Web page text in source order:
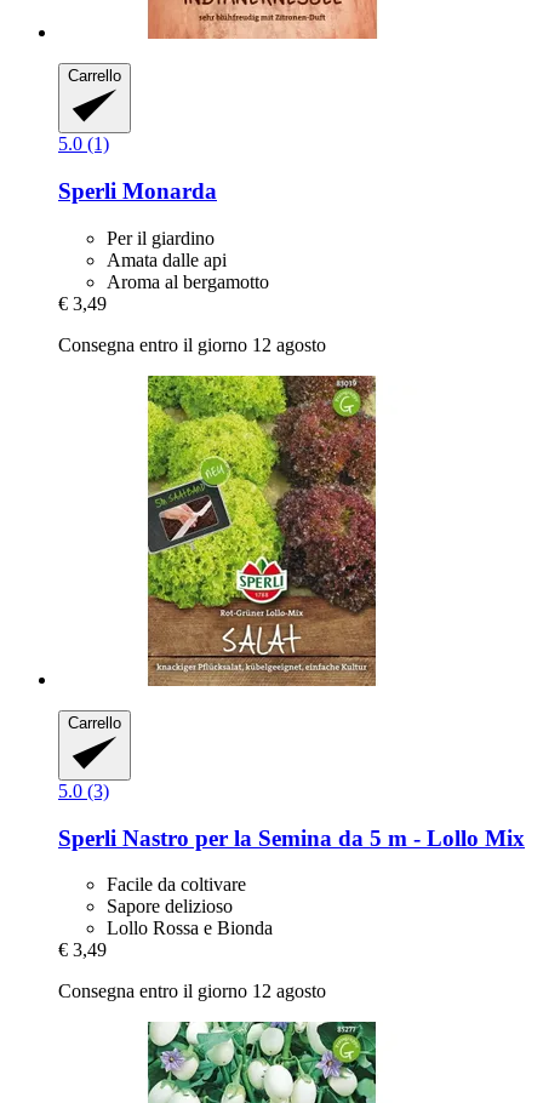
Carrello
5.0 (1)
Sperli Monarda
Per il giardino
Amata dalle api
Aroma al bergamotto
€ 3,49
Consegna entro il giorno 12 agosto
Carrello
5.0 (3)
Sperli Nastro per la Semina da 5 m -​ Lollo Mix
Facile da coltivare
Sapore delizioso
Lollo Rossa e Bionda
€ 3,49
Consegna entro il giorno 12 agosto